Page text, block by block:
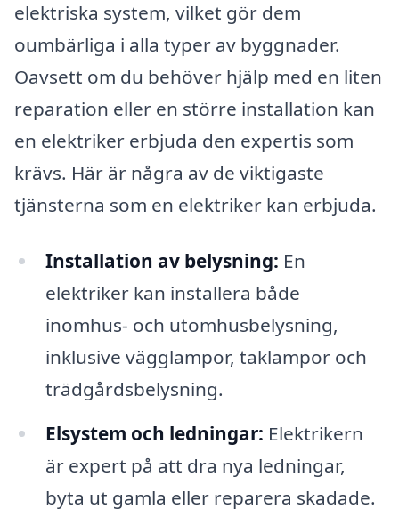
elektriska system, vilket gör dem
oumbärliga i alla typer av byggnader.
Oavsett om du behöver hjälp med en liten
reparation eller en större installation kan
en elektriker erbjuda den expertis som
krävs. Här är några av de viktigaste
tjänsterna som en elektriker kan erbjuda.
Installation av belysning: En
elektriker kan installera både
inomhus- och utomhusbelysning,
inklusive vägglampor, taklampor och
trädgårdsbelysning.
Elsystem och ledningar: Elektrikern
är expert på att dra nya ledningar,
byta ut gamla eller reparera skadade.